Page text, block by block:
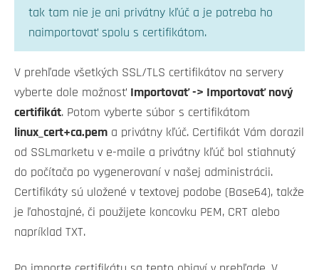
tak tam nie je ani privátny kľúč a je potreba ho
naimportovať spolu s certifikátom.
V prehľade všetkých SSL/TLS certifikátov na servery
vyberte dole možnosť Importovať -> Importovať nový
certifikát. Potom vyberte súbor s certifikátom
linux_cert+ca.pem a privátny kľúč. Certifikát Vám dorazil
od SSLmarketu v e-maile a privátny kľúč bol stiahnutý
do počítača po vygenerovaní v našej administrácii.
Certifikáty sú uložené v textovej podobe (Base64), takže
je ľahostajné, či použijete koncovku PEM, CRT alebo
napríklad TXT.